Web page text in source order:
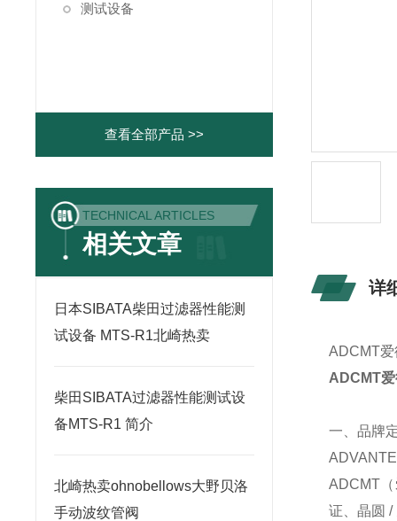
测试设备
查看全部产品 >>
TECHNICAL ARTICLES
相关文章
日本SIBATA柴田过滤器性能测
试设备 MTS-R1北崎热卖
柴田SIBATA过滤器性能测试设
备MTS-R1 简介
北崎热卖ohnobellows大野贝洛
手动波纹管阀
详
ADCMT
ADCMT
一、品牌
ADCMT
证、晶圆